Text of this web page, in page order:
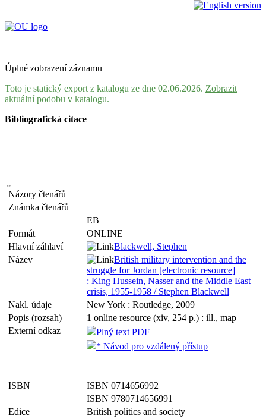
Úplné zobrazení záznamu
Toto je statický export z katalogu ze dne 02.06.2026. Zobrazit
aktuální podobu v katalogu.
Bibliografická citace
Názory čtenářů
Známka čtenářů
EB
Formát
ONLINE
Hlavní záhlaví
Blackwell, Stephen
Název
British military intervention and the
struggle for Jordan [electronic resource]
: King Hussein, Nasser and the Middle East
crisis, 1955-1958 / Stephen Blackwell
Nakl. údaje
New York : Routledge, 2009
Popis (rozsah)
1 online resource (xiv, 254 p.) : ill., map
Externí odkaz
Plný text PDF
* Návod pro vzdálený přístup
ISBN
ISBN 0714656992
ISBN 9780714656991
Edice
British politics and society